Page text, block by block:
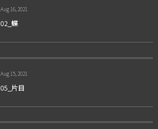
Aug 16, 2021
02_蝶
Aug 15, 2021
05_片目